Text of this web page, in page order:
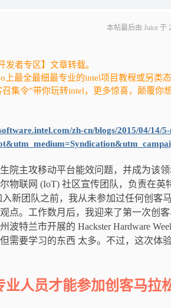
本帖最后由 Juice 于
发者专区】文章转载。
上最全最细最专业的intel项目教程或另类态
集令”带你玩转intel，更多惊喜，颠覆你
zh-cn/blogs/2015/04/14/
院主攻移动平台能效问题，并成为该
物联网 (IoT) 社区宣传团队，负责在
新团队之前，我从未参加过任何创客
点。工作数月后，我迎来了第一次创
波特兰市开展的 Hackster Hardware
但需要学习的东西 太多。不过，这次
业人员才能参加创客马拉